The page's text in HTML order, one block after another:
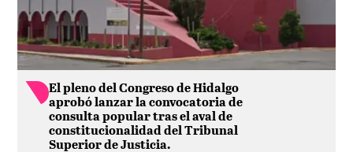
El pleno del Congreso de Hidalgo
aprobó lanzar la convocatoria de
consulta popular tras el aval de
constitucionalidad del Tribunal
Superior de Justicia.